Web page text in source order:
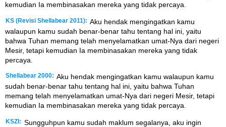
kemudian Ia membinasakan mereka yang tidak percaya.
KS (Revisi Shellabear 2011): Aku hendak mengingatkan kamu
walaupun kamu sudah benar-benar tahu tentang hal ini, yaitu
bahwa Tuhan memang telah menyelamatkan umat-Nya dari negeri
Mesir, tetapi kemudian Ia membinasakan mereka yang tidak
percaya.
Shellabear 2000: Aku hendak mengingatkan kamu walaupun kamu
sudah benar-benar tahu tentang hal ini, yaitu bahwa Tuhan
memang telah menyelamatkan umat-Nya dari negeri Mesir, tetapi
kemudian Ia membinasakan mereka yang tidak percaya.
KSZI: Sungguhpun kamu sudah maklum segalanya, aku ingin